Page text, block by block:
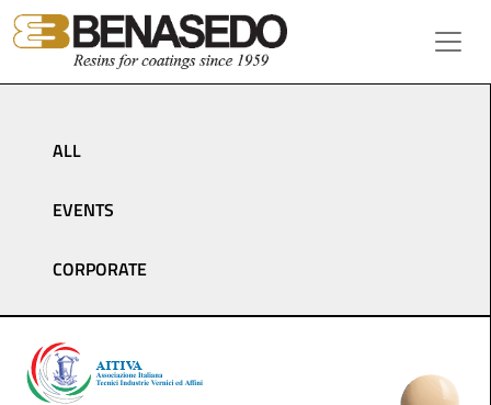
Vai al contenuto
Navigazione principale
ALL
EVENTS
CORPORATE